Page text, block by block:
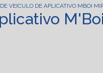
VEICULO DE APLICATIVO MBOI